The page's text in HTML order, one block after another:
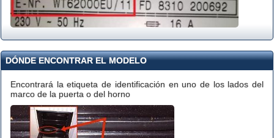
DÓNDE ENCONTRAR EL MODELO
Encontrará la etiqueta de identificación en uno de los lados del
marco de la puerta o del horno